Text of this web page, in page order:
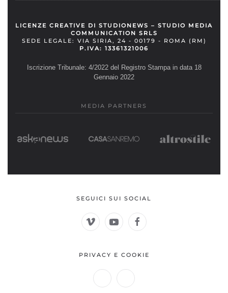
LICENZE CREATIVE DI STUDIONEWS – STUDIO MEDIA
COMMUNICATION SRLS
SEDE LEGALE: VIA SIRIA, 24 - 00179 - ROMA (RM)
P.IVA: 13361321006
Iscrizione Tribunale: 4/2022 del Registro Stampa in data 18
Gennaio 2022
MEDIA PARTNERS
SEGUICI SUI SOCIAL
PRIVACY E COOKIE